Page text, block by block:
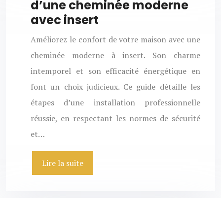
d’une cheminée moderne
avec insert
Améliorez le confort de votre maison avec une
cheminée moderne à insert. Son charme
intemporel et son efficacité énergétique en
font un choix judicieux. Ce guide détaille les
étapes d’une installation professionnelle
réussie, en respectant les normes de sécurité
et…
Lire la suite